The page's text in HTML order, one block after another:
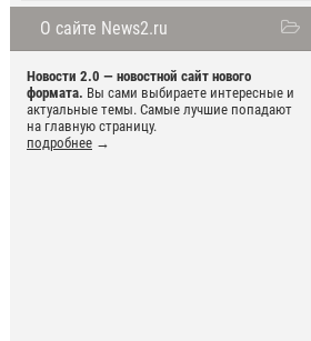
О сайте News2.ru
Новости 2.0 — новостной сайт нового
формата. Вы сами выбираете интересные и
актуальные темы. Самые лучшие попадают
на главную страницу.
подробнее →